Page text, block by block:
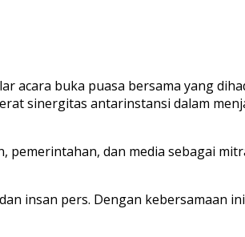
acara buka puasa bersama yang
sinergitas antarinstansi dalam
pemerintahan, dan media sebagai
insan pers. Dengan kebersamaan